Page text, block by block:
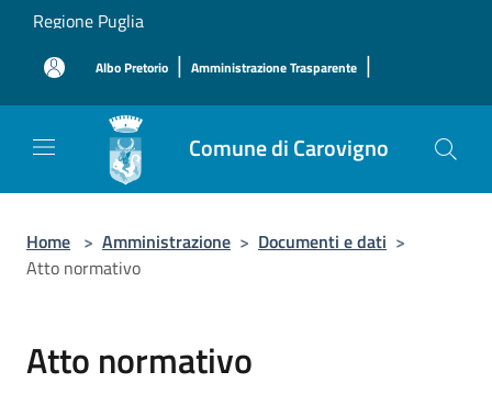
Salta al contenuto principale
Regione Puglia
Albo Pretorio | Amministrazione Trasparente |
Comune di Carovigno
Home > Amministrazione > Documenti e dati >
Atto normativo
Atto normativo